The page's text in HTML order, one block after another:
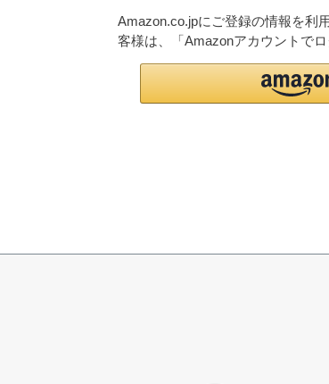
Amazon.co.jpにご登録の情報を利
客様は、「Amazonアカウントで